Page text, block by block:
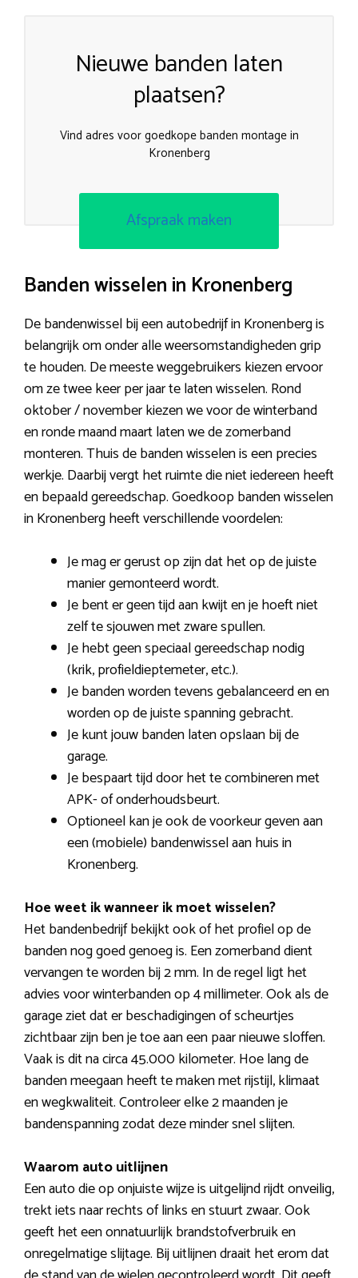
Nieuwe banden laten
plaatsen?
Vind adres voor goedkope banden montage in
Kronenberg
Afspraak maken
Banden wisselen in Kronenberg
De bandenwissel bij een autobedrijf in Kronenberg is
belangrijk om onder alle weersomstandigheden grip
te houden. De meeste weggebruikers kiezen ervoor
om ze twee keer per jaar te laten wisselen. Rond
oktober / november kiezen we voor de winterband
en ronde maand maart laten we de zomerband
monteren. Thuis de banden wisselen is een precies
werkje. Daarbij vergt het ruimte die niet iedereen heeft
en bepaald gereedschap. Goedkoop banden wisselen
in Kronenberg heeft verschillende voordelen:
Je mag er gerust op zijn dat het op de juiste
manier gemonteerd wordt.
Je bent er geen tijd aan kwijt en je hoeft niet
zelf te sjouwen met zware spullen.
Je hebt geen speciaal gereedschap nodig
(krik, profieldieptemeter, etc.).
Je banden worden tevens gebalanceerd en en
worden op de juiste spanning gebracht.
Je kunt jouw banden laten opslaan bij de
garage.
Je bespaart tijd door het te combineren met
APK- of onderhoudsbeurt.
Optioneel kan je ook de voorkeur geven aan
een (mobiele) bandenwissel aan huis in
Kronenberg.
Hoe weet ik wanneer ik moet wisselen?
Het bandenbedrijf bekijkt ook of het profiel op de
banden nog goed genoeg is. Een zomerband dient
vervangen te worden bij 2 mm. In de regel ligt het
advies voor winterbanden op 4 millimeter. Ook als de
garage ziet dat er beschadigingen of scheurtjes
zichtbaar zijn ben je toe aan een paar nieuwe sloffen.
Vaak is dit na circa 45.000 kilometer. Hoe lang de
banden meegaan heeft te maken met rijstijl, klimaat
en wegkwaliteit. Controleer elke 2 maanden je
bandenspanning zodat deze minder snel slijten.
Waarom auto uitlijnen
Een auto die op onjuiste wijze is uitgelijnd rijdt onveilig,
trekt iets naar rechts of links en stuurt zwaar. Ook
geeft het een onnatuurlijk brandstofverbruik en
onregelmatige slijtage. Bij uitlijnen draait het erom dat